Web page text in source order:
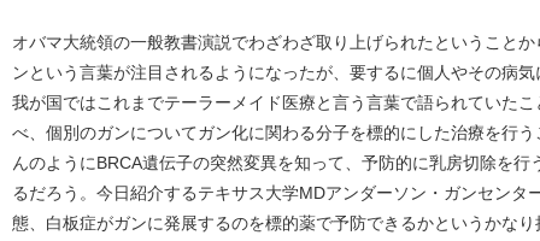
オバマ大統領の一般教書演説でわざわざ取り上げられたということ
ンという言葉が注目されるようになったが、要するに個人やその病
我が国ではこれまでテーラーメイド医療と言う言葉で語られていた
べ、個別のガンについてガン化に関わる分子を標的にした治療を行
んのようにBRCA遺伝子の突然変異を知って、予防的に乳房切除を
るだろう。今日紹介するテキサス大学MDアンダーソン・ガンセンタ
態、白板症がガンに発展するのを標的薬で予防できるかというかな